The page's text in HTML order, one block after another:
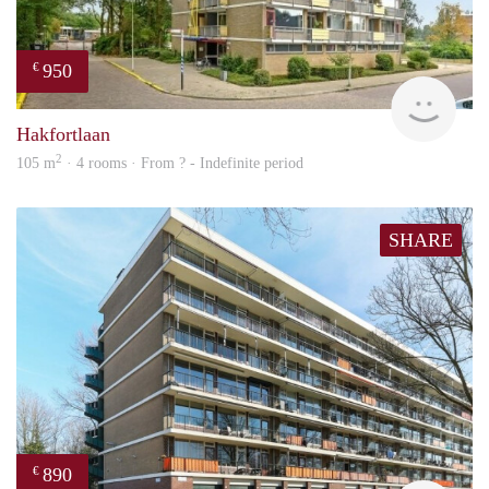
€ 950
Hakfortlaan
105 m2 · 4 rooms · From ? - Indefinite period
SHARE
€ 890